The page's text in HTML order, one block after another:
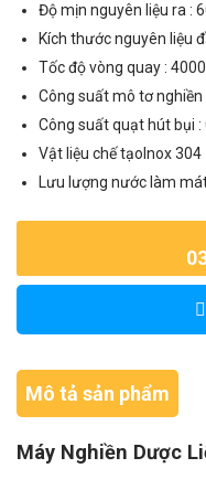
Độ mịn nguyên liệu ra :
Kích thước nguyên liệu
Tốc độ vòng quay :
Công suất mô tơ nghiền
Công suất quạt hút bụi :
Vật liệu chế tạoInox 304
Lưu lượng nước làm
Mô tả sản phẩm
Máy Nghiền Dược